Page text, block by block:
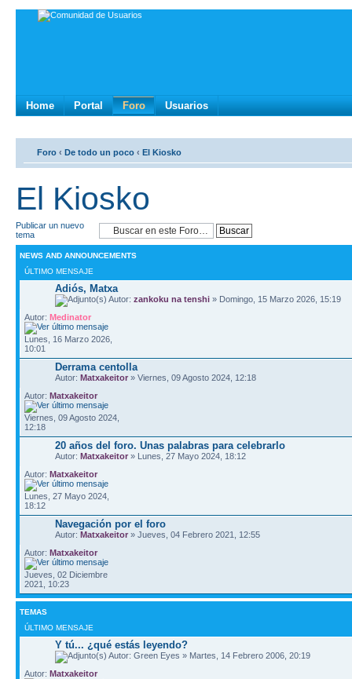
Home Portal Foro Usuarios
Foro ‹ De todo un poco ‹ El Kiosko
El Kiosko
Publicar un nuevo
tema
NEWS AND ANNOUNCEMENTS
ÚLTIMO MENSAJE
Adiós, Matxa
Autor: zankoku na tenshi » Domingo, 15 Marzo 2026, 15:19
Autor: Medinator
Lunes, 16 Marzo 2026,
10:01
Derrama centolla
Autor: Matxakeitor » Viernes, 09 Agosto 2024, 12:18
Autor: Matxakeitor
Viernes, 09 Agosto 2024,
12:18
20 años del foro. Unas palabras para celebrarlo
Autor: Matxakeitor » Lunes, 27 Mayo 2024, 18:12
Autor: Matxakeitor
Lunes, 27 Mayo 2024,
18:12
Navegación por el foro
Autor: Matxakeitor » Jueves, 04 Febrero 2021, 12:55
Autor: Matxakeitor
Jueves, 02 Diciembre
2021, 10:23
TEMAS
ÚLTIMO MENSAJE
Y tú... ¿qué estás leyendo?
Autor: Green Eyes » Martes, 14 Febrero 2006, 20:19
Autor: Matxakeitor